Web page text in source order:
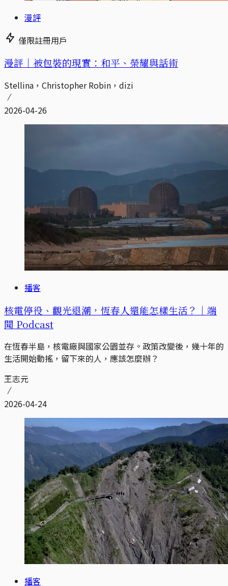
漫評
僅限註冊用戶
漫評｜被包裝的現實：和平、榮耀與話術
Stellina，Christopher Robin，dizi
2026-04-26
播客
核電停役、觀光退潮，恆春人還能怎樣生活？｜端
聞 Podcast
在恆春半島，核電廠與國家公園並存。政策改變後，幾十年的
生活開始動搖，留下來的人，應該怎麼辦？
王志元
2026-04-24
播客